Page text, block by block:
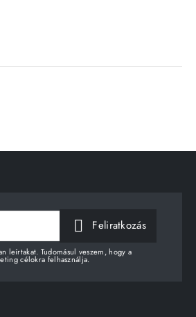
Feliratkozás
leírtakat. Tudomásul veszem, hogy a
célokra felhasználja.